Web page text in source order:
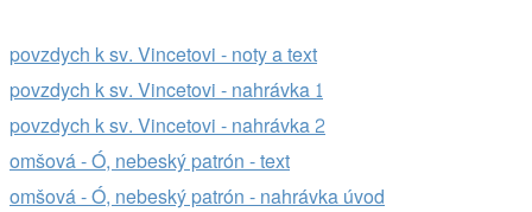
povzdych k sv. Vincetovi - noty a text
povzdych k sv. Vincetovi - nahrávka 1
povzdych k sv. Vincetovi - nahrávka 2
omšová - Ó, nebeský patrón - text
omšová - Ó, nebeský patrón - nahrávka úvod